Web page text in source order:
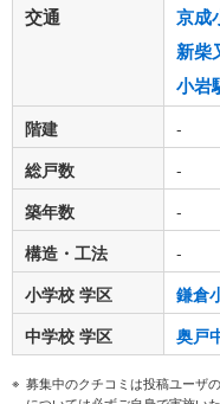
交通 京成
新柴
小岩
階建
-
総戸数
-
築年数
-
構造・工法
-
小学校 学区
鎌倉
中学校 学区
奥戸
募集中のクチコミは投稿ユーザ